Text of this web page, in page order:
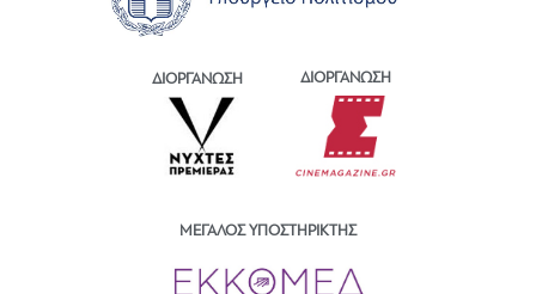
ΔΙΟΡΓΑΝΩΣΗ ΔΙΟΡΓΑΝΩΣΗ
ΜΕΓΑΛΟΣ ΥΠΟΣΤΗΡΙΚΤΗΣ